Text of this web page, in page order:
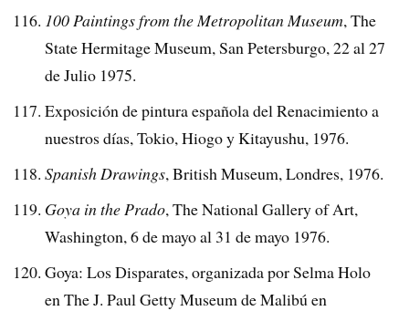
100 Paintings from the Metropolitan Museum, The
State Hermitage Museum, San Petersburgo, 22 al 27
de Julio 1975.
Exposición de pintura española del Renacimiento a
nuestros días, Tokio, Hiogo y Kitayushu, 1976.
Spanish Drawings, British Museum, Londres, 1976.
Goya in the Prado, The National Gallery of Art,
Washington, 6 de mayo al 31 de mayo 1976.
Goya: Los Disparates, organizada por Selma Holo
en The J. Paul Getty Museum de Malibú en